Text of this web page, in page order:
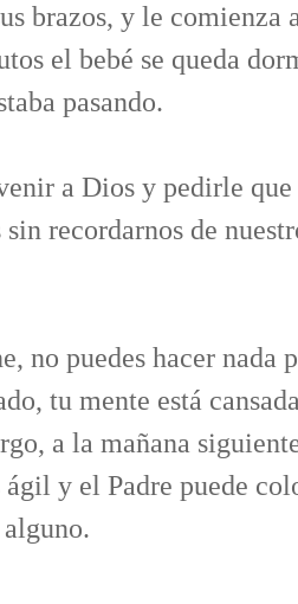
brazos, y le comienza
el bebé se queda
pasando.
a Dios y pedirle que
recordarnos de
no puedes hacer nada
tu mente está
a la mañana
ágil y el Padre puede